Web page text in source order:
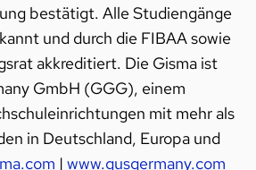
bestätigt. Alle Studiengänge
und durch die FIBAA sowie
akkreditiert. Die Gisma ist
GmbH (GGG), einem
mit mehr als
in Deutschland, Europa und
| www.gusgermany.com